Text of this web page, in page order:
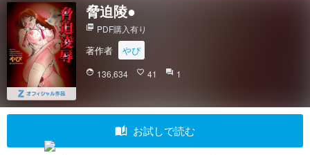
脅迫陵●
picture_as_pdf PDF購入有り
著作者 やぴ
face 136,634 favorite_border 41 question_answer 1
auto_stories お試しで読む